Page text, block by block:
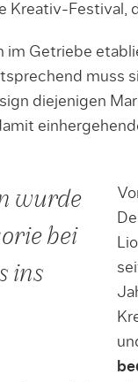
Kreativ-Festival,
im Getriebe
muss
diejenigen
wurde
bei
ins